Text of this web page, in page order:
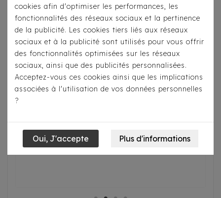
cookies afin d'optimiser les performances, les
fonctionnalités des réseaux sociaux et la pertinence
de la publicité. Les cookies tiers liés aux réseaux
sociaux et à la publicité sont utilisés pour vous offrir
des fonctionnalités optimisées sur les réseaux
sociaux, ainsi que des publicités personnalisées.
Acceptez-vous ces cookies ainsi que les implications
associées à l'utilisation de vos données personnelles
?